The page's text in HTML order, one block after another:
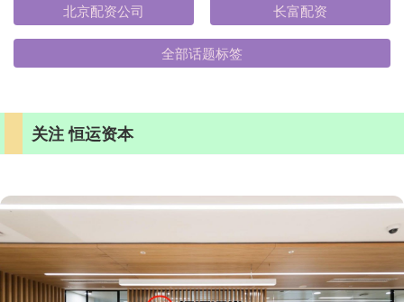
北京配资公司 长富配资
全部话题标签
关注 恒运资本